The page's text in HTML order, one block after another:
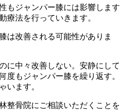
もジャンパー膝には影響します
療法を行っていきます。
は改善される可能性がありま
に中々改善しない。安静にして
度もジャンパー膝を繰り返す。
います。
整骨院にご相談いただくことを